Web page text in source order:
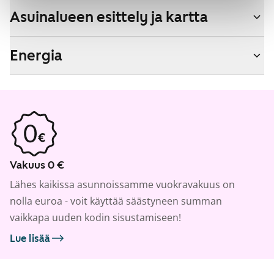
Asuinalueen esittely ja kartta
Energia
Vakuus 0 €
Lähes kaikissa asunnoissamme vuokravakuus on
nolla euroa - voit käyttää säästyneen summan
vaikkapa uuden kodin sisustamiseen!
Lue lisää